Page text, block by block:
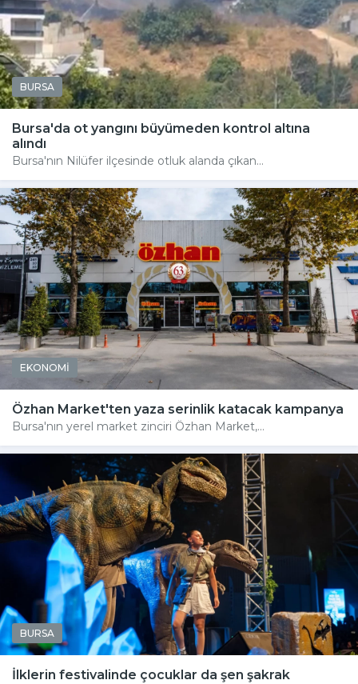
BURSA
Bursa'da ot yangını büyümeden kontrol altına
alındı
Bursa'nın Nilüfer ilçesinde otluk alanda çıkan...
EKONOMİ
Özhan Market'ten yaza serinlik katacak kampanya
Bursa'nın yerel market zinciri Özhan Market,...
BURSA
İlklerin festivalinde çocuklar da şen şakrak